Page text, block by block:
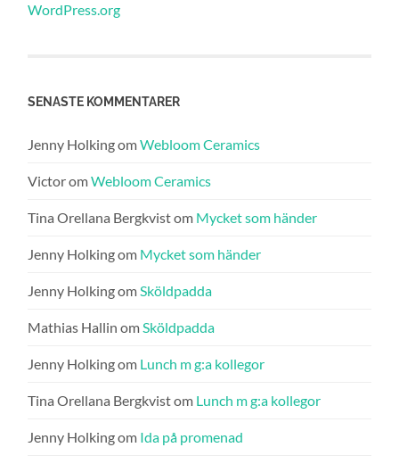
WordPress.org
SENASTE KOMMENTARER
Jenny HolkingomWebloom Ceramics
VictoromWebloom Ceramics
Tina Orellana Bergkvistom Mycket som händer
Jenny Holkingom Mycket som händer
Jenny HolkingomSköldpadda
Mathias Hallin omSköldpadda
Jenny Holkingom Lunch m g:a kollegor
Tina Orellana Bergkvistom Lunch m g:a kollegor
Jenny Holkingom Ida på promenad